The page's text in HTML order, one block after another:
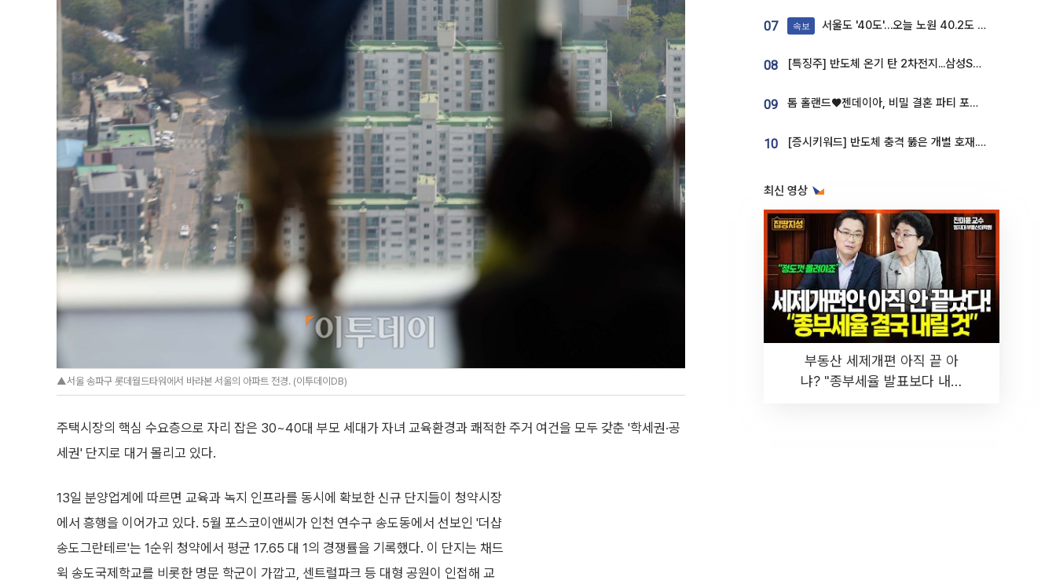
▲서울 송파구 롯데월드타워에서 바라본 서울의 아파트 전경. (이투데이DB)
주택시장의 핵심 수요층으로 자리 잡은 30~40대 부모 세대가 자녀 교육환경과 쾌적한 주거 여건을 모두 갖춘 '학세권·공
세권' 단지로 대거 몰리고 있다.
13일 분양업계에 따르면 교육과 녹지 인프라를 동시에 확보한 신규 단지들이 청약시장
에서 흥행을 이어가고 있다. 5월 포스코이앤씨가 인천 연수구 송도동에서 선보인 '더샵
송도그란테르'는 1순위 청약에서 평균 17.65 대 1의 경쟁률을 기록했다. 이 단지는 채드
윅 송도국제학교를 비롯한 명문 학군이 가깝고, 센트럴파크 등 대형 공원이 인접해 교
07 속보 서울도 '40도'…오늘 노원 40.2도 기록
08 [특징주] 반도체 온기 탄 2차전지...삼성SDI, 장 초반 7% 넘게 껑충
09 톰 홀랜드♥젠데이아, 비밀 결혼 파티 포착⋯호텔 대관비만 9억
10 [증시키워드] 반도체 충격 뚫은 개별 호재...포스코퓨처엠·에코프로·한화솔루션 '눈길'
최신 영상
부동산 세제개편 아직 끝 아
냐? "종부세율 발표보다 내릴